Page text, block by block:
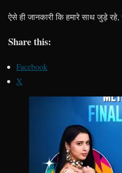
ऐसे ही जानकारी कि हमारे साथ जुड़े रहे,
Share this:
Facebook
X